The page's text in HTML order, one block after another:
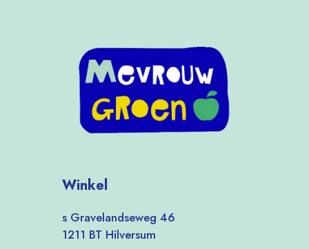
Winkel
s Gravelandseweg 46
1211 BT Hilversum